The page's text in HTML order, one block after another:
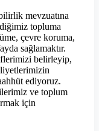
mevzuatına
topluma
çevre koruma,
sağlamaktır.
belirleyip,
ediyoruz.
ve toplum
için